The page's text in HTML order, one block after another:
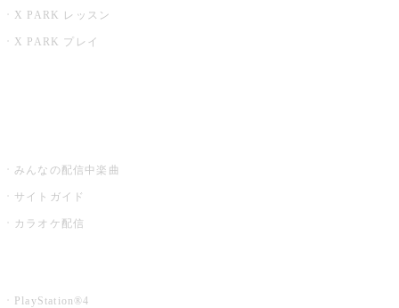
X PARK レッスン
X PARK プレイ
みんなの配信中楽曲
サイトガイド
カラオケ配信
PlayStation®4